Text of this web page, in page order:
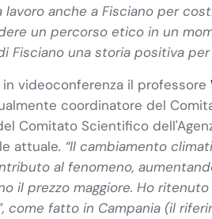
lavoro anche a Fisciano per
un percorso etico in un
Fisciano una storia positiva
in videoconferenza il professore
coordinatore del
Comitato Scientifico
attuale. “Il cambiamento
al fenomeno,
il prezzo maggiore. Ho
come fatto in Campania (il